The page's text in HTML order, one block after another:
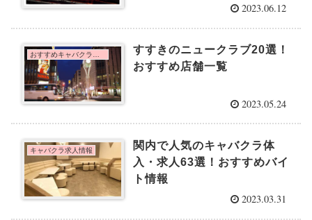
2023.06.12
おすすめキャバクラ特集
すすきのニュークラブ20選！
おすすめ店舗一覧
2023.05.24
キャバクラ求人情報
関内で人気のキャバクラ体
入・求人63選！おすすめバイ
ト情報
2023.03.31